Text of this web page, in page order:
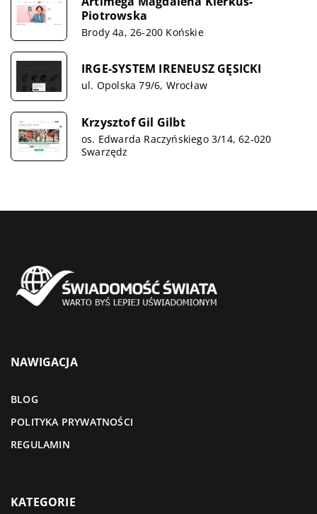
Piotrowska
Brody 4a, 26-200 Końskie
IRGE-SYSTEM IRENEUSZ GĘSICKI
ul. Opolska 79/6, Wrocław
Krzysztof Gil Gilbt
os. Edwarda Raczyńskiego 3/14, 62-020
Swarzędz
NAWIGACJA
BLOG
POLITYKA PRYWATNOŚCI
REGULAMIN
KATEGORIE